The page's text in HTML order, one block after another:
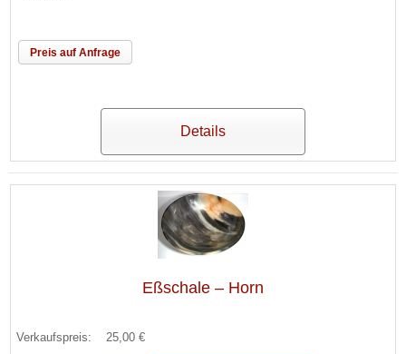
Preis auf Anfrage
Details
Eßschale – Horn
Verkaufspreis: 25,00 €